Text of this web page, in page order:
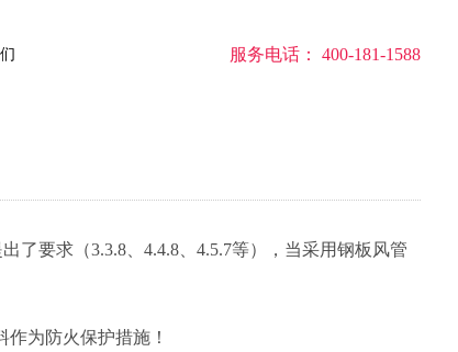
服务电话： 400-181-1588
了要求（3.3.8、4.4.8、4.5.7等），当采用钢板风管
为防火保护措施！